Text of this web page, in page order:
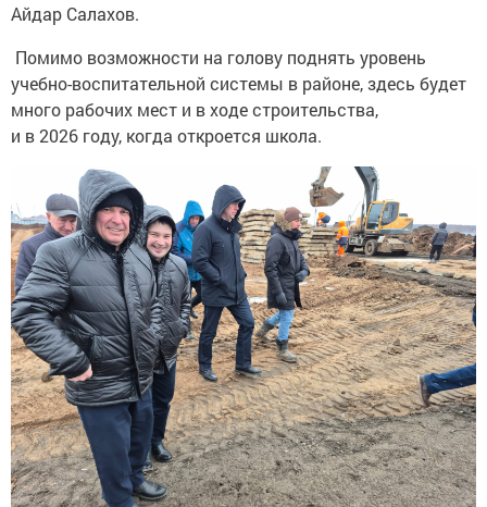
Айдар Салахов.
Помимо возможности на голову поднять уровень
учебно-воспитательной системы в районе, здесь будет
много рабочих мест и в ходе строительства,
и в 2026 году, когда откроется школа.